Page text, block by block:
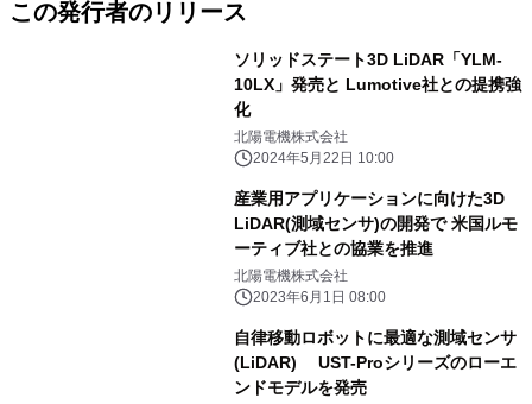
この発行者のリリース
ソリッドステート3D LiDAR「YLM-
10LX」発売と Lumotive社との提携強
化
北陽電機株式会社
2024年5月22日 10:00
産業用アプリケーションに向けた3D
LiDAR(測域センサ)の開発で 米国ルモ
ーティブ社との協業を推進
北陽電機株式会社
2023年6月1日 08:00
自律移動ロボットに最適な測域センサ
(LiDAR) UST-Proシリーズのローエ
ンドモデルを発売